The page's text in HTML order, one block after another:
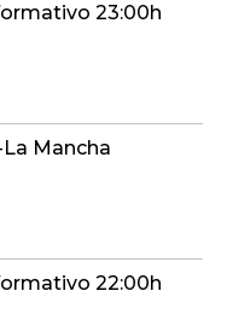
23:00h
Mancha
22:00h